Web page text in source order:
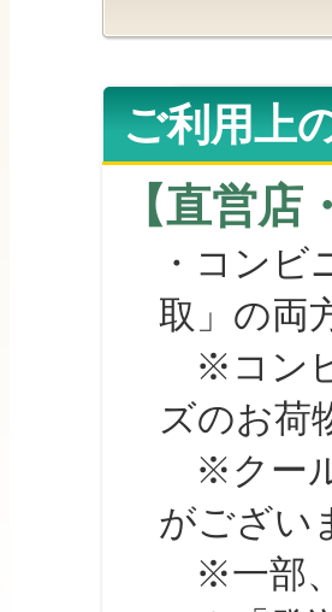
ご利用上
【直営
・コンビ
取」の両
※コンビ
ズのお荷
※クール
がござい
※一部、